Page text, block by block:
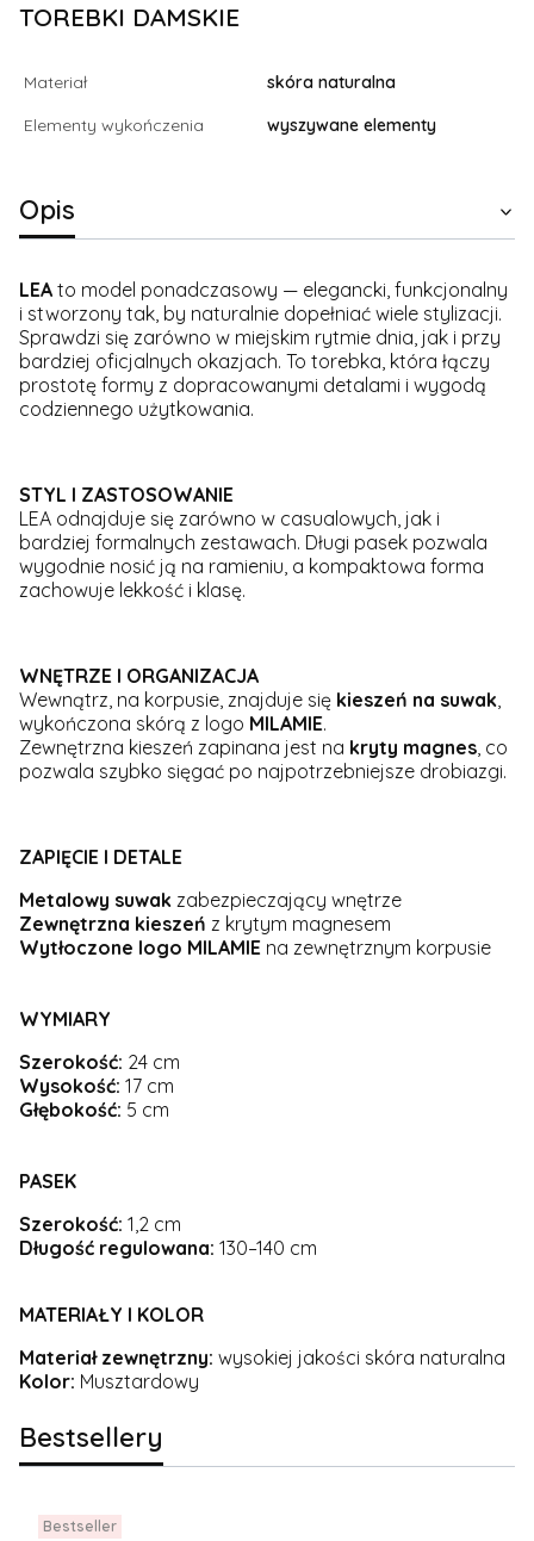
TOREBKI DAMSKIE
Materiał
skóra naturalna
Elementy wykończenia
wyszywane elementy
Opis
LEA to model ponadczasowy — elegancki, funkcjonalny
i stworzony tak, by naturalnie dopełniać wiele stylizacji.
Sprawdzi się zarówno w miejskim rytmie dnia, jak i przy
bardziej oficjalnych okazjach. To torebka, która łączy
prostotę formy z dopracowanymi detalami i wygodą
codziennego użytkowania.
STYL I ZASTOSOWANIE
LEA odnajduje się zarówno w casualowych, jak i
bardziej formalnych zestawach. Długi pasek pozwala
wygodnie nosić ją na ramieniu, a kompaktowa forma
zachowuje lekkość i klasę.
WNĘTRZE I ORGANIZACJA
Wewnątrz, na korpusie, znajduje się kieszeń na suwak,
wykończona skórą z logo MILAMIE.
Zewnętrzna kieszeń zapinana jest na kryty magnes, co
pozwala szybko sięgać po najpotrzebniejsze drobiazgi.
ZAPIĘCIE I DETALE
Metalowy suwak zabezpieczający wnętrze
Zewnętrzna kieszeń z krytym magnesem
Wytłoczone logo MILAMIE na zewnętrznym korpusie
WYMIARY
Szerokość: 24 cm
Wysokość: 17 cm
Głębokość: 5 cm
PASEK
Szerokość: 1,2 cm
Długość regulowana: 130–140 cm
MATERIAŁY I KOLOR
Materiał zewnętrzny: wysokiej jakości skóra naturalna
Kolor: Musztardowy
Bestsellery
Bestseller